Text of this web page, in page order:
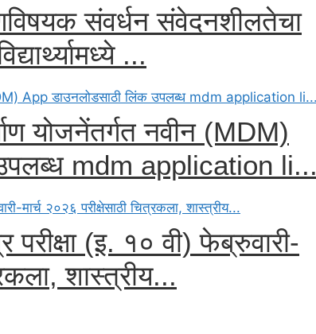
संवर्धन संवेदनशीलतेचा
...
योजनेंतर्गत नवीन (MDM)
mdm application li...
परीक्षा (इ. १० वी) फेब्रुवारी-
शास्त्रीय...